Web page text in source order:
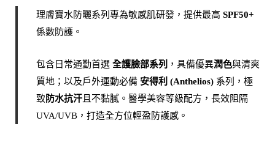
理膚寶水防曬系列專為敏感肌研發，提供最高 SPF50+
係數防護。
包含日常通勤首選 全護臉部系列 ，具備優異潤色與清爽
質地；以及戶外運動必備 安得利 (Anthelios) 系列，極
致防水抗汗 且不黏膩。醫學美容等級配方，長效阻隔
UVA/UVB，打造全方位輕盈防護感。